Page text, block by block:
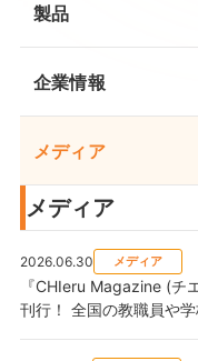
製品
企業情報
メディア
メディア
2026.06.30 メディア
『CHIeru Magazine (チ
刊行！ 全国の教職員や